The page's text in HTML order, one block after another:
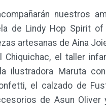
nuestros
de Lindy Hop Spirit of
artesanas de Aina
Chiquichac, el taller
ilustradora Maruta
el calzado de
de Asun Oliver